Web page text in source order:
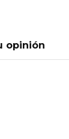
opinión